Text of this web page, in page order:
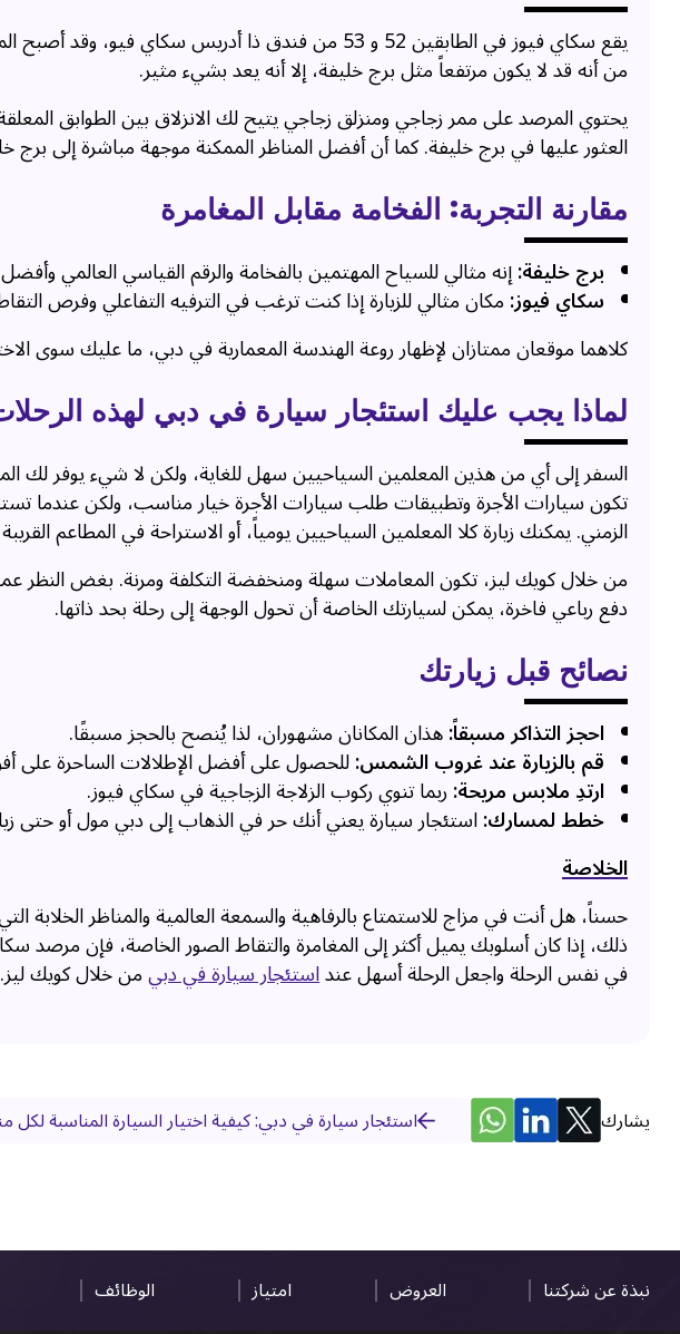
يقع سكاي فيوز في الطابقين 52 و 53 من فندق ذا أدريس
من أنه قد لا يكون مرتفعاً مثل برج خليفة، إلا أنه يعد بشيء مثير.
يحتوي المرصد على ممر زجاجي ومنزلق زجاجي يتيح لك الانزلاق بين الطوابق
العثور عليها في برج خليفة. كما أن أفضل المناظر الممكنة موجهة مباشرة إلى برج
مقارنة التجربة: الفخامة مقابل المغامرة
برج خليفة:إنه مثالي للسياح المهتمين بالفخامة والرقم القياسي العالمي
سكاي فيوز:مكان مثالي للزيارة إذا كنت ترغب في الترفيه التفاعلي وفرص التقاط
كلاهما موقعان ممتازان لإظهار روعة الهندسة المعمارية في دبي، ما عليك سوى
لماذا يجب عليك استئجار سيارة في دبي لهذه
السفر إلى أي من هذين المعلمين السياحيين سهل للغاية، ولكن لا شيء يوفر لك
تكون سيارات الأجرة وتطبيقات طلب سيارات الأجرة خيار مناسب، ولكن عندما
الزمني. يمكنك زيارة كلا المعلمين السياحيين يومياً، أو الاستراحة في المطاعم
من خلال كويك ليز، تكون المعاملات سهلة ومنخفضة التكلفة ومرنة. بغض النظر
دفع رباعي فاخرة، يمكن لسيارتك الخاصة أن تحول الوجهة إلى رحلة بحد ذاتها.
نصائح قبل زيارتك
احجز التذاكر مسبقاً:هذان المكانان مشهوران، لذا يُنصح بالحجز مسبقًا.
قم بالزيارة عند غروب الشمس:للحصول على أفضل الإطلالات الساحرة على
ارتدِ ملابس مريحة:ربما تنوي ركوب الزلاجة الزجاجية في سكاي فيوز.
خطط لمسارك:استئجار سيارة يعني أنك حر في الذهاب إلى دبي مول أو حتى
الخلاصة
حسناً، هل أنت في مزاج للاستمتاع بالرفاهية والسمعة العالمية والمناظر الخلابة
ذلك، إذا كان أسلوبك يميل أكثر إلى المغامرة والتقاط الصور الخاصة، فإن
في نفس الرحلة واجعل الرحلة أسهل عنداستئجار سيارة في دبيمن خلال كويك ليز.
يشارك استئجار سيارة في دبي: كيفية اختيار السيارة المناسبة لكل
نبذة عن شركتنا العروض امتياز الوظائف